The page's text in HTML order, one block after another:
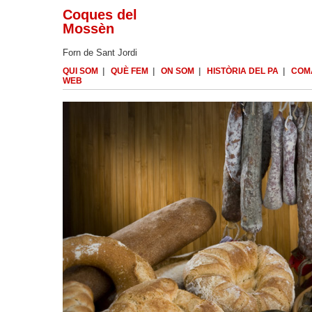
Coques del
Mossèn
Forn de Sant Jordi
QUI SOM QUÈ FEM ON SOM HISTÒRIA DEL PA
WEB